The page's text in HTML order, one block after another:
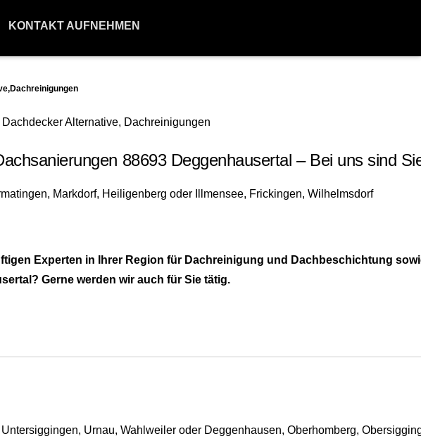
KONTAKT AUFNEHMEN
88693 Deggenhausertal – Bei uns sind
Experten in Ihrer Region für Dachreinigung und Dachbeschichtung
Gerne werden wir auch für Sie tätig.